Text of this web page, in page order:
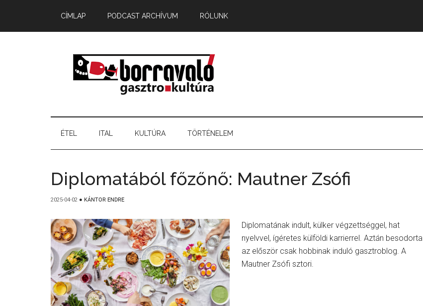
CÍMLAP PODCAST ARCHÍVUM RÓLUNK
ÉTEL ITAL KULTÚRA TÖRTÉNELEM
Diplomatából főzőnő: Mautner Zsófi
2025-04-02 ● KÁNTOR ENDRE
Diplomatának indult, külker végzettséggel, hat
nyelvvel, ígéretes külföldi karrierrel. Aztán besodorta
az először csak hobbinak induló gasztroblog. A
Mautner Zsófi sztori.